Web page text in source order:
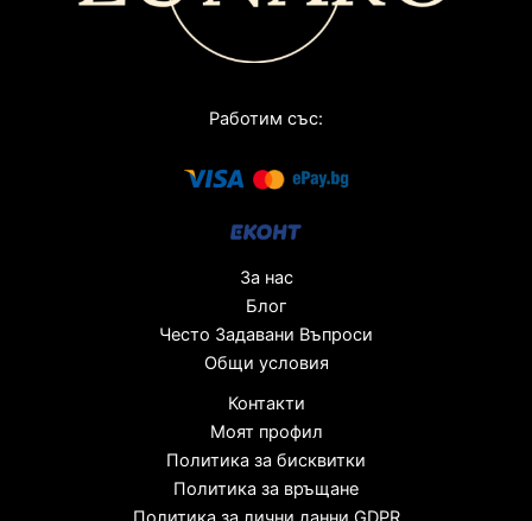
Работим със:
За нас
Блог
Често Задавани Въпроси
Общи условия
Контакти
Моят профил
Политика за бисквитки
Политика за връщане